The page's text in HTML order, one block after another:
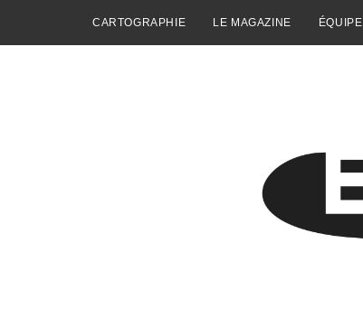
CARTOGRAPHIE LE MAGAZINE ÉQUIPE